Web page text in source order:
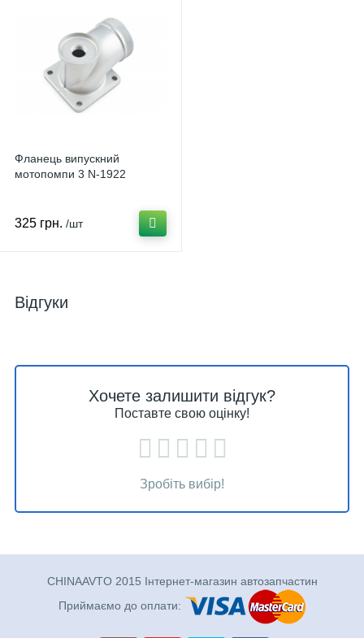
Фланець випускний
мотопомпи 3 N-1922
325 грн. /шт
Відгуки
Хочете залишити відгук?
Поставте свою оцінку!
Зробіть вибір!
CHINAAVTO 2015 Інтернет-магазин автозапчастин
Приймаємо до оплати: